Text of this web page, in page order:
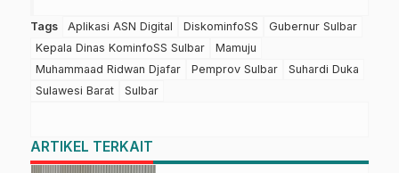
Tags Aplikasi ASN Digital DiskominfoSS
Gubernur Sulbar
Kepala Dinas KominfoSS Sulbar
Mamuju
Muhammaad Ridwan Djafar
Pemprov Sulbar
Suhardi Duka
Sulawesi Barat
Sulbar
ARTIKEL TERKAIT